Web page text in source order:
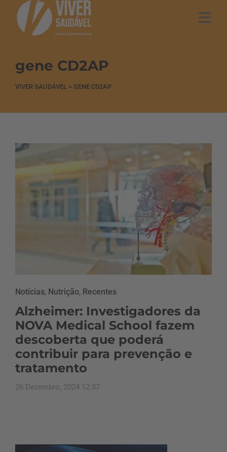
gene CD2AP
VIVER SAUDÁVEL > GENE CD2AP
Notícias, Nutrição, Recentes
Alzheimer: Investigadores da
NOVA Medical School fazem
descoberta que poderá
contribuir para prevenção e
tratamento
26 Dezembro, 2024 12:37